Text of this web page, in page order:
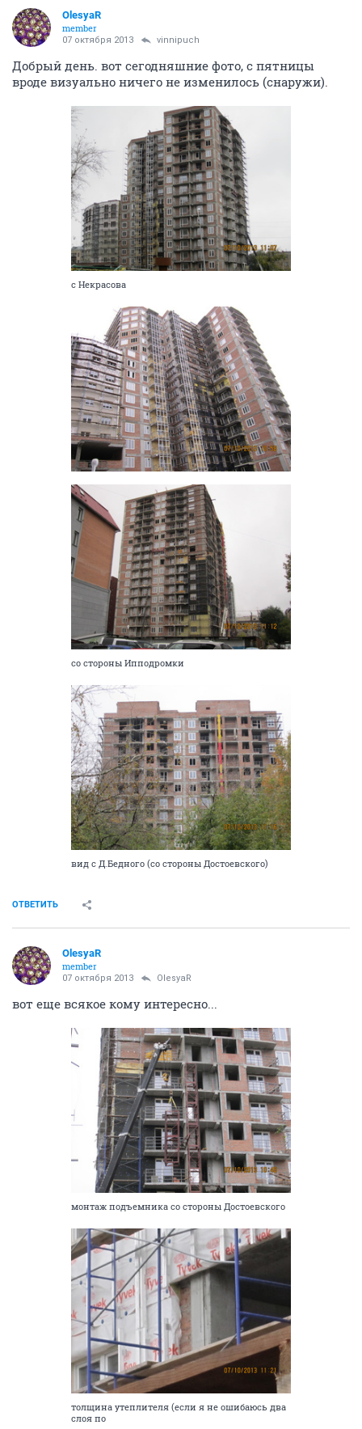
OlesyaR
member
07 октября 2013 vinnipuch
Добрый день. вот сегодняшние фото, с пятницы
вроде визуально ничего не изменилось (снаружи).
с Некрасова
со стороны Ипподромки
вид с Д.Бедного (со стороны Достоевского)
ОТВЕТИТЬ
OlesyaR
member
07 октября 2013 OlesyaR
вот еще всякое кому интересно...
монтаж подъемника со стороны Достоевского
толщина утеплителя (если я не ошибаюсь два
слоя по